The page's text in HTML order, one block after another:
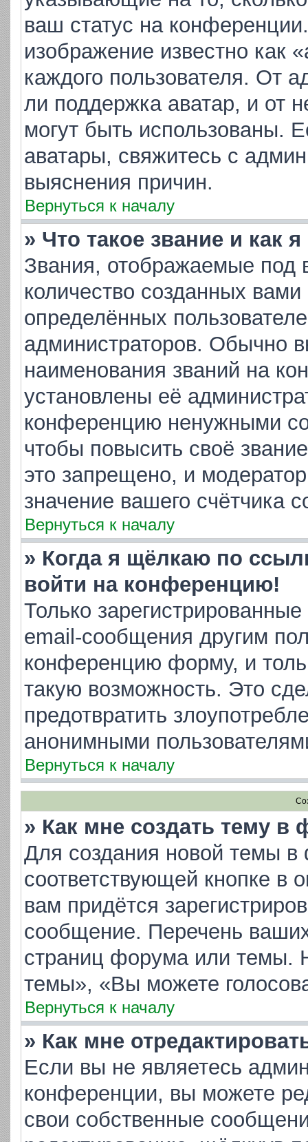
ваш статус на
изображение известно как
каждого пользователя. От
ли поддержка аватар, и от
могут быть использованы.
аватары, свяжитесь с
выяснения причин.
Вернуться к началу
» Что такое звание и как
Звания, отображаемые
количество созданных
определённых
администраторов. Обычно
наименования званий на
установлены её
конференцию ненужными
чтобы повысить своё
это запрещено, и
значение вашего счётчика
Вернуться к началу
» Когда я щёлкаю по
войти на конференцию!
Только
email-сообщения другим
конференцию форму, и
такую возможность. Это
предотвратить
анонимными
Вернуться к началу
» Как мне создать тему в
Для создания новой темы
соответствующей кнопке
вам придётся
сообщение. Перечень
страниц форума или темы.
темы», «Вы можете
Вернуться к началу
» Как мне
Если вы не являетесь
конференции, вы можете
свои собственные